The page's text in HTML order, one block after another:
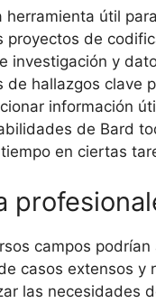
herramienta útil
proyectos de
investigación y
de hallazgos clave
información
de Bard
en ciertas
campos
casos extensos
las necesidades